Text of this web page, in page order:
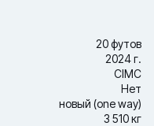
20 футов
2024 г.
CIMC
Нет
новый (one way)
3 510 кг